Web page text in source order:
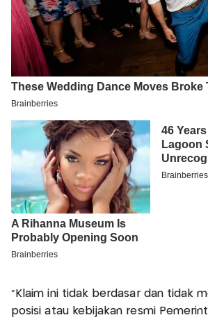
"Klaim ini tidak berdasar dan tidak
posisi atau kebijakan resmi